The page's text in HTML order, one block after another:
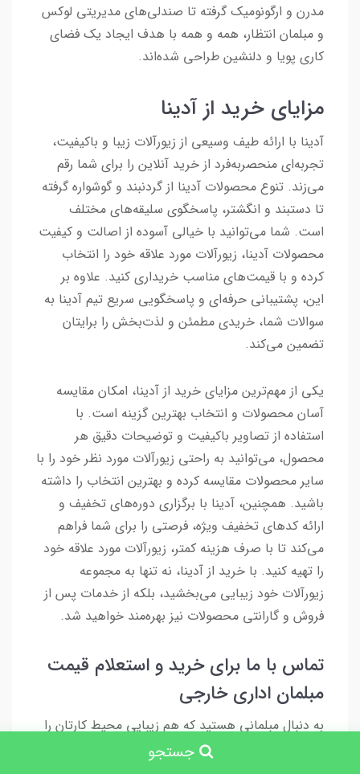
مدرن و ارگونومیک گرفته تا صندلی‌های مدیریتی لوکس
و مبلمان انتظار، همه و همه با هدف ایجاد یک فضای
کاری پویا و دلنشین طراحی شده‌اند.
مزایای خرید از آدینا
آدینا با ارائه طیف وسیعی از زیورآلات زیبا و باکیفیت،
تجربه‌ای منحصربه‌فرد از خرید آنلاین را برای شما رقم
می‌زند. تنوع محصولات آدینا از گردنبند و گوشواره گرفته
تا دستبند و انگشتر، پاسخگوی سلیقه‌های مختلف
است. شما می‌توانید با خیالی آسوده از اصالت و کیفیت
محصولات آدینا، زیورآلات مورد علاقه خود را انتخاب
کرده و با قیمت‌های مناسب خریداری کنید. علاوه بر
این، پشتیبانی حرفه‌ای و پاسخگویی سریع تیم آدینا به
سوالات شما، خریدی مطمئن و لذت‌بخش را برایتان
تضمین می‌کند.
یکی از مهم‌ترین مزایای خرید از آدینا، امکان مقایسه
آسان محصولات و انتخاب بهترین گزینه است. با
استفاده از تصاویر باکیفیت و توضیحات دقیق هر
محصول، می‌توانید به راحتی زیورآلات مورد نظر خود را با
سایر محصولات مقایسه کرده و بهترین انتخاب را داشته
باشید. همچنین، آدینا با برگزاری دوره‌های تخفیف و
ارائه کدهای تخفیف ویژه، فرصتی را برای شما فراهم
می‌کند تا با صرف هزینه کمتر، زیورآلات مورد علاقه خود
را تهیه کنید. با خرید از آدینا، نه تنها به مجموعه
زیورآلات خود زیبایی می‌بخشید، بلکه از خدمات پس از
فروش و گارانتی محصولات نیز بهره‌مند خواهید شد.
تماس با ما برای خرید و استعلام قیمت
مبلمان اداری خارجی
به دنبال مبلمانی هستید که هم زیبایی محیط کارتان را
دوچندان کند و هم راحتی و بهره‌وری شما را افزایش
جستجو